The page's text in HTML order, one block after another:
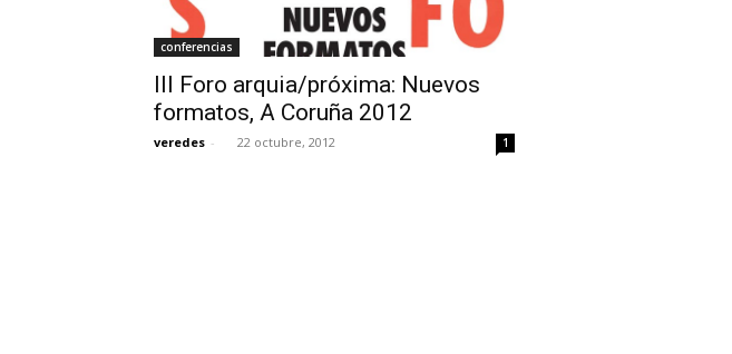
conferencias
III Foro arquia/próxima: Nuevos
formatos, A Coruña 2012
veredes - 22 octubre, 2012 1